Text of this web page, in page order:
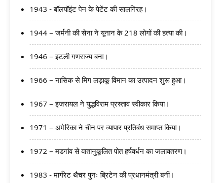
1943 - बॉलपॉइंट पेन के पेटेंट की सालगिरह।
1944 – जर्मनी की सेना ने यूनान के 218 लोगों की हत्या की।
1946 – इटली गणराज्य बना।
1966 – नासिक से मिग लड़ाकू विमान का उत्पादन शुरू हुआ।
1967 – इजरायल ने युद्धविराम प्रस्ताव स्वीकार किया।
1971 – अमेरिका ने चीन पर व्यापार प्रतिबंध समाप्त किया।
1972 – मडगांव से वातानुकूलित पोत हर्षवर्धन का जलावतरण।
1983 - मार्गरेट थैचर पुनः ब्रिटेन की प्रधानमंत्री बनीं।